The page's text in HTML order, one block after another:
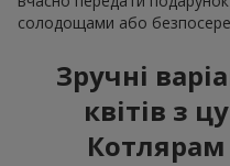
солодощами або
Зручні
квітів з